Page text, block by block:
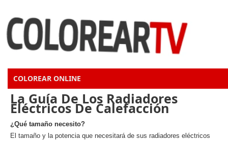
COLOREAR ONLINE
La Guía De Los Radiadores
Eléctricos De Calefacción
¿Qué tamaño necesito?
El tamaño y la potencia que necesitará de sus radiadores eléctricos